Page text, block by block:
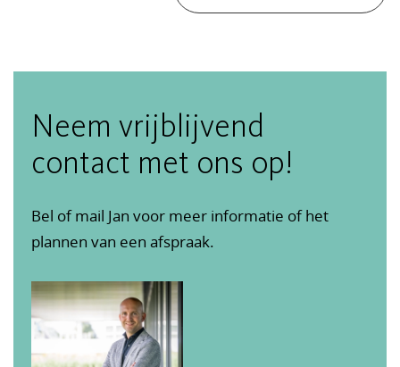
Neem vrijblijvend
contact met ons op!
Bel of mail Jan voor meer informatie of het
plannen van een afspraak.